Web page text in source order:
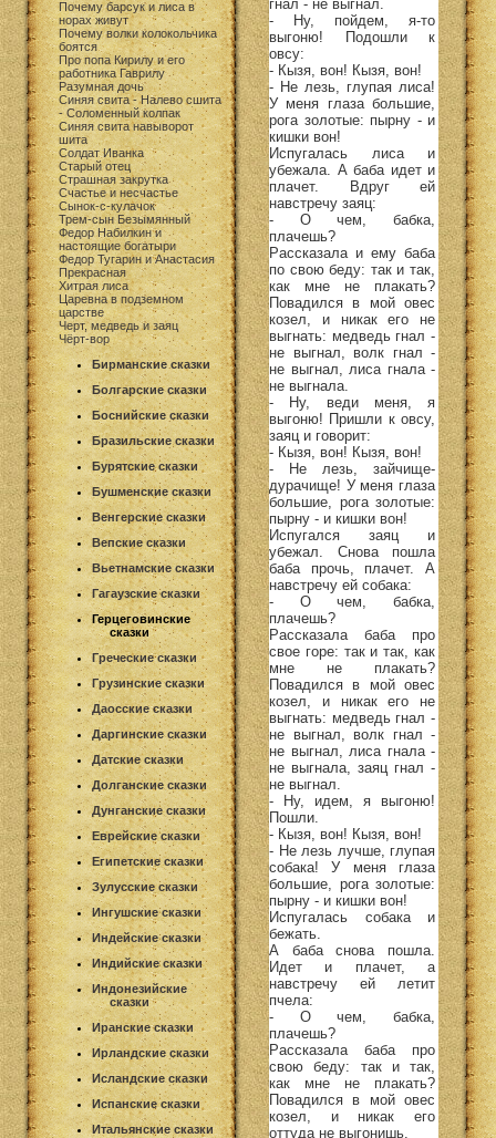
Почему барсук и лиса в
норах живут
Почему волки колокольчика
боятся
Про попа Кирилу и его
работника Гаврилу
Разумная дочь
Синяя свита - Налево сшита
- Соломенный колпак
Синяя свита навыворот
шита
Солдат Иванка
Старый отец
Страшная закрутка
Счастье и несчастье
Сынок-с-кулачок
Трем-сын Безымянный
Федор Набилкин и
настоящие богатыри
Федор Тугарин и Анастасия
Прекрасная
Хитрая лиса
Царевна в подземном
царстве
Черт, медведь и заяц
Чёрт-вор
Бирманские сказки
Болгарские сказки
Боснийские сказки
Бразильские сказки
Бурятские сказки
Бушменские сказки
Венгерские сказки
Вепские сказки
Вьетнамские сказки
Гагаузские сказки
Герцеговинские
сказки
Греческие сказки
Грузинские сказки
Даосские сказки
Даргинские сказки
Датские сказки
Долганские сказки
Дунганские сказки
Еврейские сказки
Египетские сказки
Зулусские сказки
Ингушские сказки
Индейские сказки
Индийские сказки
Индонезийские
сказки
Иранские сказки
Ирландские сказки
Исландские сказки
Испанские сказки
Итальянские сказки
гнал - не выгнал.
- Ну, пойдем, я-то
выгоню! Подошли к
овсу:
- Кызя, вон! Кызя, вон!
- Не лезь, глупая лиса!
У меня глаза большие,
рога золотые: пырну - и
кишки вон!
Испугалась лиса и
убежала. А баба идет и
плачет. Вдруг ей
навстречу заяц:
- О чем, бабка,
плачешь?
Рассказала и ему баба
по свою беду: так и так,
как мне не плакать?
Повадился в мой овес
козел, и никак его не
выгнать: медведь гнал -
не выгнал, волк гнал -
не выгнал, лиса гнала -
не выгнала.
- Ну, веди меня, я
выгоню! Пришли к овсу,
заяц и говорит:
- Кызя, вон! Кызя, вон!
- Не лезь, зайчище-
дурачище! У меня глаза
большие, рога золотые:
пырну - и кишки вон!
Испугался заяц и
убежал. Снова пошла
баба прочь, плачет. А
навстречу ей собака:
- О чем, бабка,
плачешь?
Рассказала баба про
свое горе: так и так, как
мне не плакать?
Повадился в мой овес
козел, и никак его не
выгнать: медведь гнал -
не выгнал, волк гнал -
не выгнал, лиса гнала -
не выгнала, заяц гнал -
не выгнал.
- Ну, идем, я выгоню!
Пошли.
- Кызя, вон! Кызя, вон!
- Не лезь лучше, глупая
собака! У меня глаза
большие, рога золотые:
пырну - и кишки вон!
Испугалась собака и
бежать.
А баба снова пошла.
Идет и плачет, а
навстречу ей летит
пчела:
- О чем, бабка,
плачешь?
Рассказала баба про
свою беду: так и так,
как мне не плакать?
Повадился в мой овес
козел, и никак его
оттуда не выгонишь.